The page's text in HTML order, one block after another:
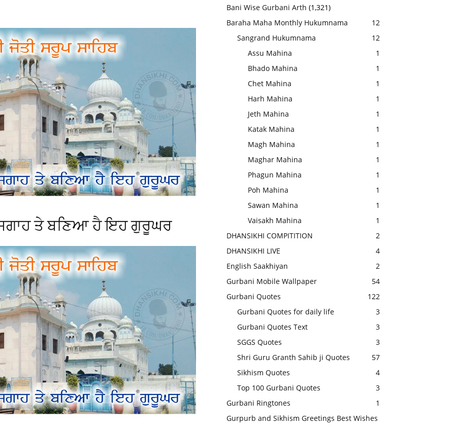
ਤੇ ਬਣਿਆ ਹੈ ਇਹ ਗੁਰੂਘਰ
Bani Wise Gurbani Arth (1,321)
Baraha Maha Monthly Hukumnama
12
Sangrand Hukumnama
12
Assu Mahina
1
Bhado Mahina
1
Chet Mahina
1
Harh Mahina
1
Jeth Mahina
1
Katak Mahina
1
Magh Mahina
1
Maghar Mahina
1
Phagun Mahina
1
Poh Mahina
1
Sawan Mahina
1
Vaisakh Mahina
1
DHANSIKHI COMPITITION
2
DHANSIKHI LIVE
4
English Saakhiyan
2
Gurbani Mobile Wallpaper
54
Gurbani Quotes
122
Gurbani Quotes for daily life
3
Gurbani Quotes Text
3
SGGS Quotes
3
Shri Guru Granth Sahib ji Quotes
57
Sikhism Quotes
4
Top 100 Gurbani Quotes
3
Gurbani Ringtones
1
Gurpurb and Sikhism Greetings Best Wishes